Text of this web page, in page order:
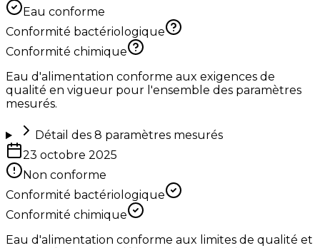
Eau conforme
Conformité bactériologique
Conformité chimique
Eau d'alimentation conforme aux exigences de
qualité en vigueur pour l'ensemble des paramètres
mesurés.
Détail des 8 paramètres mesurés
23 octobre 2025
Non conforme
Conformité bactériologique
Conformité chimique
Eau d'alimentation conforme aux limites de qualité et